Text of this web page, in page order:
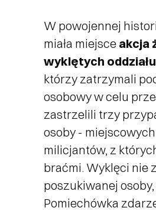
W powojennej
miała miejsce akcja
wyklętych oddziału
którzy zatrzymali
osobowy w celu
zastrzelili trzy
osoby - miejscowych
milicjantów, z
braćmi. Wyklęci nie
poszukiwanej
Pomiechówka